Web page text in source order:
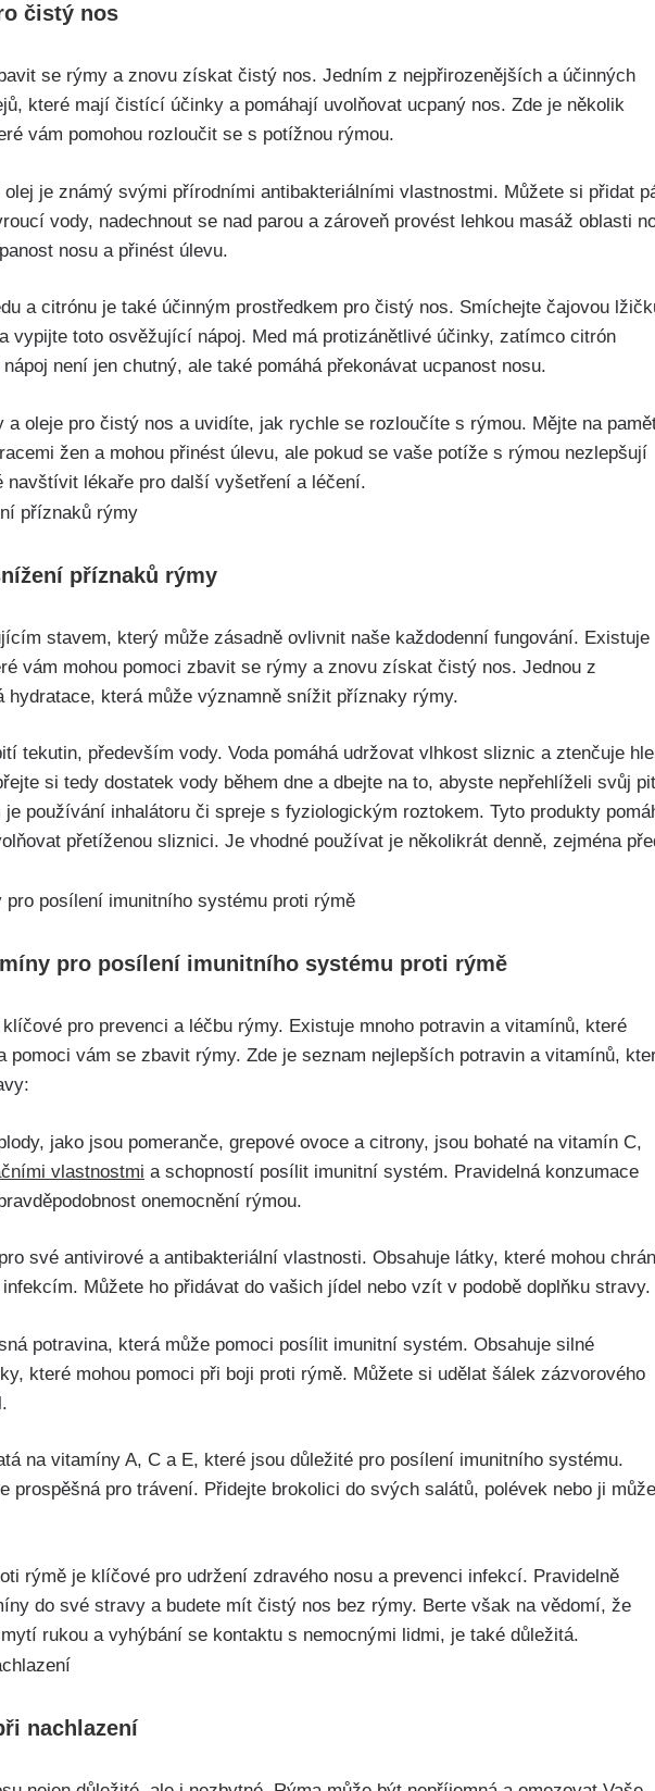
čistý nos
⁢se ⁢rýmy⁤ a znovu získat čistý nos. Jedním z nejpřirozenějších a účinných⁤
které ⁤mají čistící účinky a pomáhají uvolňovat ucpaný nos. Zde ⁢je⁢ několik
vám pomohou rozloučit ‌se s ​potížnou rýmou.
je ‌známý svými⁣ přírodními antibakteriálními vlastnostmi. Můžete si⁣ přidat
vody, nadechnout se nad‌ parou ⁣a‍ zároveň provést​ lehkou masáž oblasti⁢
nosu a přinést úlevu.
a citrónu je⁢ také účinným⁢ prostředkem pro čistý nos. Smíchejte čajovou
vypijte toto‍ osvěžující nápoj.⁣ Med má protizánětlivé účinky, zatímco citrón
‌není ‍jen chutný, ale také pomáhá překonávat ucpanost nosu.
a oleje pro čistý nos a uvidíte,⁢ jak rychle se ⁣rozloučíte s rýmou. Mějte na‍
‍žen ​a mohou přinést‍ úlevu, ale pokud ⁤se vaše potíže‌ s rýmou nezlepšují
navštívit lékaře pro další vyšetření a léčení.
příznaků⁣ rýmy
stavem, který může⁤ zásadně ovlivnit naše⁤ každodenní ⁤fungování. Existuje
⁣vám​ mohou pomoci zbavit se​ rýmy‌ a znovu získat čistý nos. Jednou z⁤
⁤hydratace, která může ⁣významně snížit příznaky rýmy.
tekutin, především vody. Voda⁤ pomáhá udržovat vlhkost sliznic a ztenčuje
si tedy dostatek vody během dne a dbejte na⁢ to, abyste nepřehlíželi svůj
používání⁣ inhalátoru či‌ spreje s fyziologickým roztokem. Tyto produkty​
přetíženou sliznici. ​Je vhodné ​používat⁢ je několikrát denně,⁢ zejména
pro posílení imunitního systému⁣ proti ⁤rýmě
pro prevenci a léčbu‍ rýmy. Existuje mnoho potravin a vitamínů, které
pomoci⁣ vám se zbavit rýmy. Zde ‍je​ seznam nejlepších potravin ⁤a vitamínů,
jako jsou pomeranče,⁢ grepové ovoce a citrony, ⁢jsou‍ bohaté na vitamín ⁢C,
⁢vlastnostmi a schopností posílit imunitní⁣ systém. Pravidelná konzumace
onemocnění‍ rýmou.
své antivirové a⁤ antibakteriální vlastnosti.‌ Obsahuje látky, které mohou​
Můžete ‌ho přidávat do vašich jídel‍ nebo vzít v podobě doplňku stravy.
potravina, která může pomoci posílit imunitní systém. ‍Obsahuje silné
které mohou pomoci při​ boji proti rýmě. Můžete si udělat šálek zázvorového
na vitamíny A, C ⁢a E, které jsou důležité pro posílení imunitního systému.
prospěšná pro trávení. Přidejte brokolici do‍ svých salátů, polévek nebo ji
rýmě je klíčové pro udržení zdravého⁤ nosu a⁤ prevenci infekcí. Pravidelně
do své stravy a budete mít​ čistý nos bez rýmy. Berte však na vědomí, že
rukou a vyhýbání se kontaktu s nemocnými ⁢lidmi, je také důležitá.
nachlazení